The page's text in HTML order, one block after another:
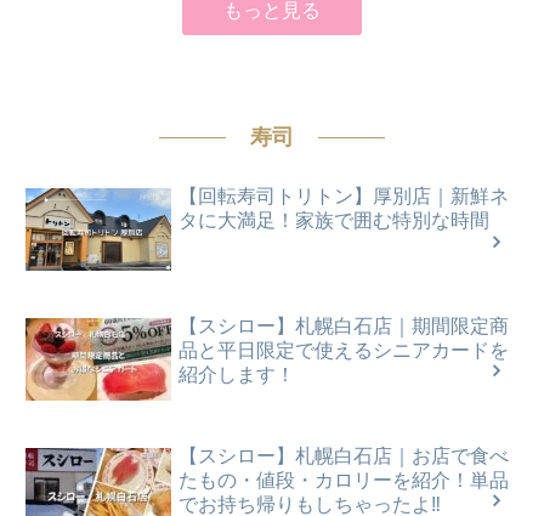
もっと見る
寿司
【回転寿司トリトン】厚別店｜新鮮ネ
タに大満足！家族で囲む特別な時間
【スシロー】札幌白石店｜期間限定商
品と平日限定で使えるシニアカードを
紹介します！
【スシロー】札幌白石店｜お店で食べ
たもの・値段・カロリーを紹介！単品
でお持ち帰りもしちゃったよ‼